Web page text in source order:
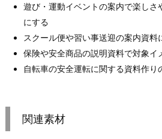
遊び・運動イベントの案内で楽しさ
にする
スクール便や習い事送迎の案内資料
保険や安全商品の説明資料で対象イ
自転車の安全運転に関する資料作り
関連素材